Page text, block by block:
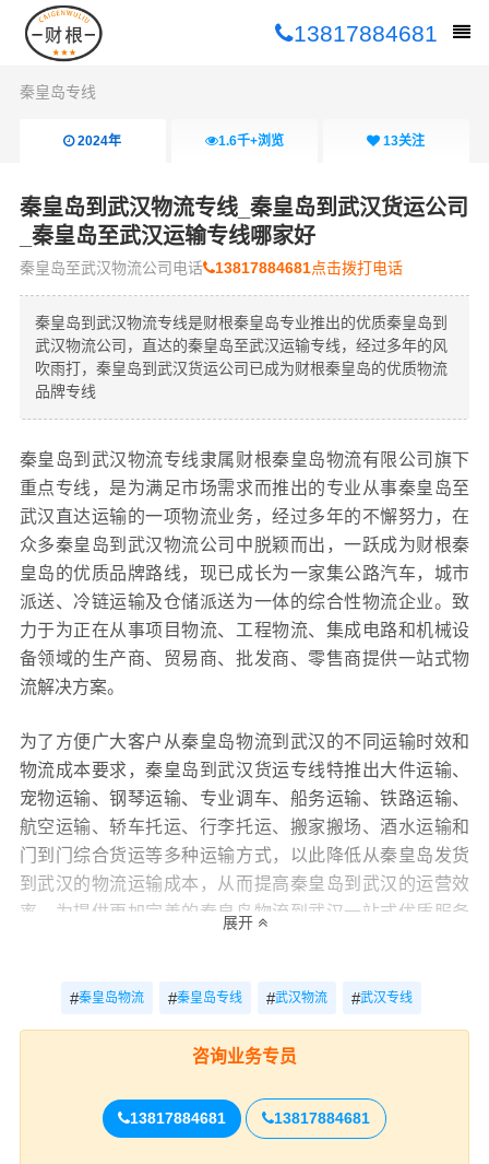
13817884681
秦皇岛专线
2024年 1.6千+浏览 13关注
秦皇岛到武汉物流专线_秦皇岛到武汉货运公司
_秦皇岛至武汉运输专线哪家好
秦皇岛至武汉物流公司电话 13817884681点击拨打电话
秦皇岛到武汉物流专线是财根秦皇岛专业推出的优质秦皇岛到
武汉物流公司，直达的秦皇岛至武汉运输专线，经过多年的风
吹雨打，秦皇岛到武汉货运公司已成为财根秦皇岛的优质物流
品牌专线
秦皇岛到武汉物流专线隶属财根秦皇岛物流有限公司旗下
重点专线，是为满足市场需求而推出的专业从事秦皇岛至
武汉直达运输的一项物流业务，经过多年的不懈努力，在
众多秦皇岛到武汉物流公司中脱颖而出，一跃成为财根秦
皇岛的优质品牌路线，现已成长为一家集公路汽车，城市
派送、冷链运输及仓储派送为一体的综合性物流企业。致
力于为正在从事项目物流、工程物流、集成电路和机械设
备领域的生产商、贸易商、批发商、零售商提供一站式物
流解决方案。
为了方便广大客户从秦皇岛物流到武汉的不同运输时效和
物流成本要求，秦皇岛到武汉货运专线特推出大件运输、
宠物运输、钢琴运输、专业调车、船务运输、铁路运输、
航空运输、轿车托运、行李托运、搬家搬场、酒水运输和
门到门综合货运等多种运输方式，以此降低从秦皇岛发货
到武汉的物流运输成本，从而提高秦皇岛到武汉的运营效
率，为提供更加完善的秦皇岛物流到武汉一站式优质服务
态度决定财根秦皇岛的高度”服务理念，积极研发和引进具
有高科技含量的信息技术与设备来提升秦皇岛到武汉物流
展开
#秦皇岛物流 #秦皇岛专线 #武汉物流 #武汉专线
咨询业务专员
13817884681 13817884681